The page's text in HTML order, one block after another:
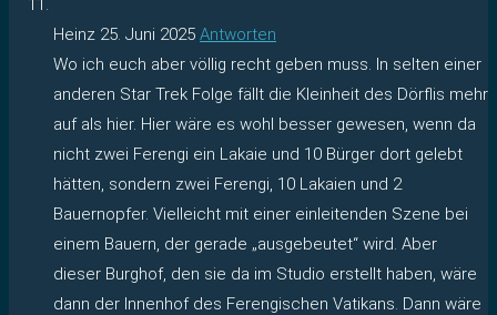
Heinz 25. Juni 2025 Antworten
Wo ich euch aber völlig recht geben muss. In selten einer
anderen Star Trek Folge fällt die Kleinheit des Dörflis mehr
auf als hier. Hier wäre es wohl besser gewesen, wenn da
nicht zwei Ferengi ein Lakaie und 10 Bürger dort gelebt
hätten, sondern zwei Ferengi, 10 Lakaien und 2
Bauernopfer. Vielleicht mit einer einleitenden Szene bei
einem Bauern, der gerade „ausgebeutet“ wird. Aber
dieser Burghof, den sie da im Studio erstellt haben, wäre
dann der Innenhof des Ferengischen Vatikans. Dann wäre